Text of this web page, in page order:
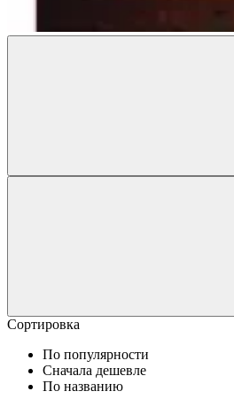
Сортировка
По популярности
Сначала дешевле
По названию